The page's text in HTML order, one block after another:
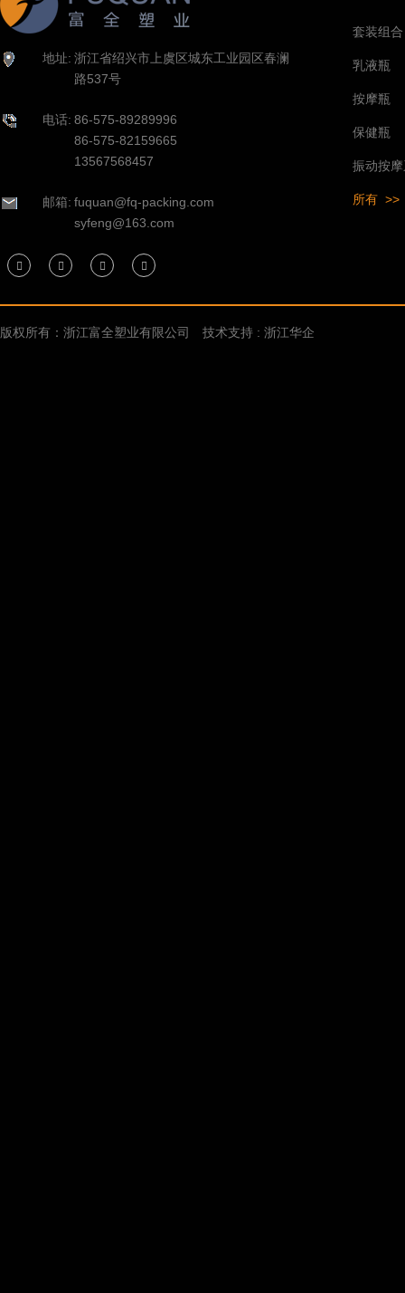
地址: 浙江省绍兴市上虞区城东工业园区春澜
路537号
电话: 86-575-89289996
86-575-82159665
13567568457
邮箱: fuquan@fq-packing.com
syfeng@163.com
套装组合
乳液瓶
按摩瓶
保健瓶
振动按
所有 >>
版权所有：浙江富全塑业有限公司 技术支持 : 浙江华企